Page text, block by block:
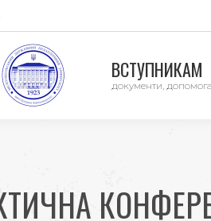
ВСТУПНИКАМ
документи,